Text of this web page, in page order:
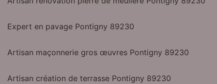
Expert en pavage Pontigny 89230
Artisan maçonnerie gros œuvres Pontigny 89230
Artisan création de terrasse Pontigny 89230